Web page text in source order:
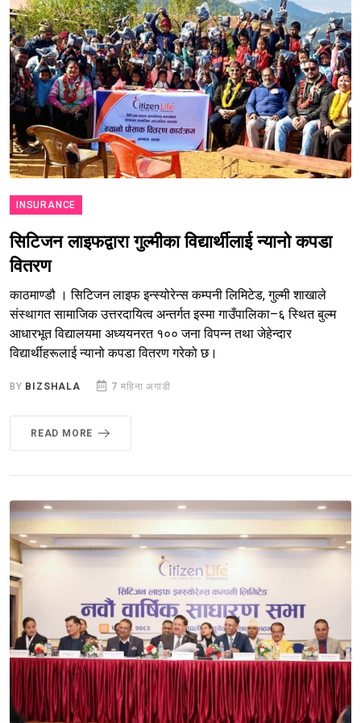
INSURANCE
सिटिजन लाइफद्वारा गुल्मीका विद्यार्थीलाई न्यानो कपडा
वितरण
काठमाण्डौ । सिटिजन लाइफ इन्स्योरेन्स कम्पनी लिमिटेड, गुल्मी शाखाले
संस्थागत सामाजिक उत्तरदायित्व अन्तर्गत इस्मा गाउँपालिका–६ स्थित बुल्म
आधारभूत विद्यालयमा अध्ययनरत १०० जना विपन्न तथा जेहेन्दार
विद्यार्थीहरूलाई न्यानो कपडा वितरण गरेको छ।
BY BIZSHALA 7 महिना अगाडी
READ MORE